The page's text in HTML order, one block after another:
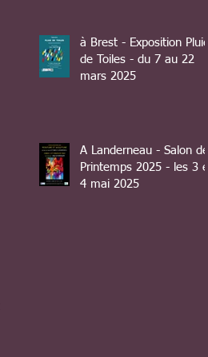
à Brest - Exposition Pluie
de Toiles - du 7 au 22
mars 2025
A Landerneau - Salon de
Printemps 2025 - les 3 et
4 mai 2025